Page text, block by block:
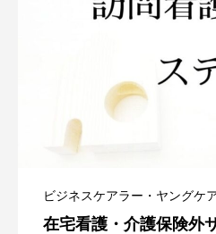
ビジネスケアラー・ヤングケ
在宅看護・介護保険外